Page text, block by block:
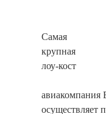
Самая
крупная
лоу-кост
авиакомпания
осуществляет